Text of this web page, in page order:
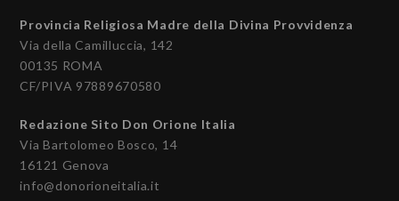
Provincia Religiosa Madre della Divina Provvidenza
Via della Camilluccia, 142
00135 ROMA
CF/PIVA 97889670580
Redazione Sito Don Orione Italia
Via Bartolomeo Bosco, 14
16121 Genova
info@donorioneitalia.it